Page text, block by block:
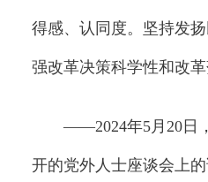
得感、认同度。坚持发
强改革决策科学性和改革
——2024年5月20日
开的党外人士座谈会上